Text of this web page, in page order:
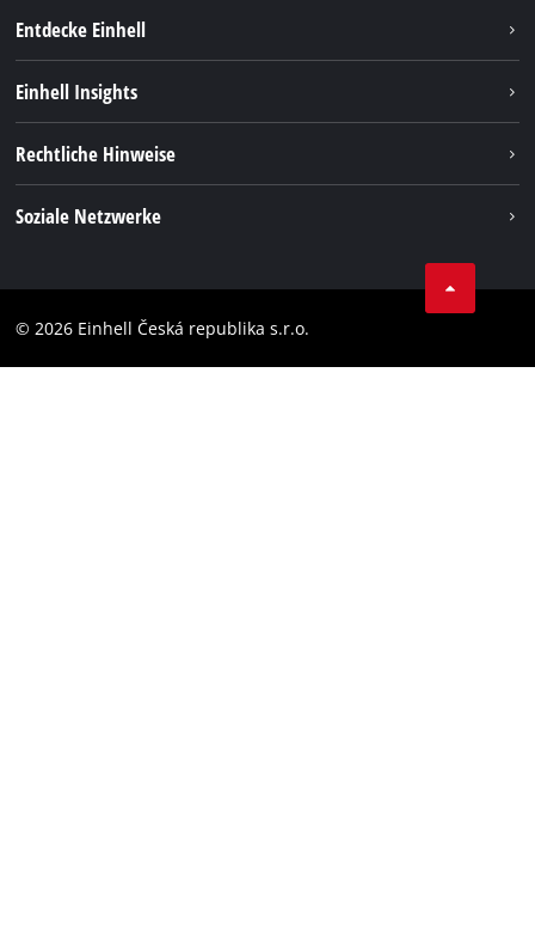
Entdecke Einhell
Akkusystem
Einhell Insights
Rechtliche Hinweise
Barrierefreiheits-Erklärung
Soziale Netzwerke
Instagram
© 2026 Einhell Česká republika s.r.o.